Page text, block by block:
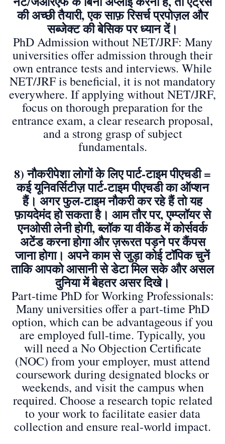
की अच्छी तैयारी, एक साफ़ रिसर्च प्रपोज़ल और
सब्जेक्ट की बेसिक पर ध्यान दें।
PhD Admission without NET/JRF: Many
universities offer admission through their
own entrance tests and interviews. While
NET/JRF is beneficial, it is not mandatory
everywhere. If applying without NET/JRF,
focus on thorough preparation for the
entrance exam, a clear research proposal,
and a strong grasp of subject
fundamentals.
8) नौकरीपेशा लोगों के लिए पार्ट-टाइम पीएचडी =
कई यूनिवर्सिटीज़ पार्ट-टाइम पीएचडी का ऑप्शन
हैं। अगर फुल-टाइम नौकरी कर रहे हैं तो यह
फ़ायदेमंद हो सकता है। आम तौर पर, एम्प्लॉयर से
एनओसी लेनी होगी, ब्लॉक या वीकेंड में कोर्सवर्क
अटेंड करना होगा और ज़रूरत पड़ने पर कैंपस
जाना होगा। अपने काम से जुड़ा कोई टॉपिक चुनें
ताकि आपको आसानी से डेटा मिल सके और असल
दुनिया में बेहतर असर दिखे।
Part-time PhD for Working Professionals:
Many universities offer a part-time PhD
option, which can be advantageous if you
are employed full-time. Typically, you
will need a No Objection Certificate
(NOC) from your employer, must attend
coursework during designated blocks or
weekends, and visit the campus when
required. Choose a research topic related
to your work to facilitate easier data
collection and ensure real-world impact.